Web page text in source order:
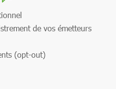
de vos émetteurs
(opt-out)